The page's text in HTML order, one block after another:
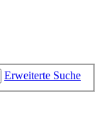
Erweiterte Suche